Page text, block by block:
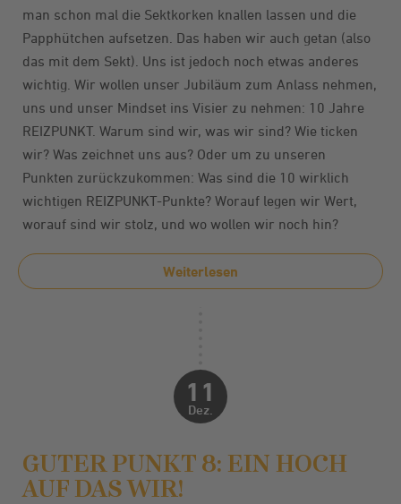
man schon mal die Sektkorken knallen lassen und die
Papphütchen aufsetzen. Das haben wir auch getan (also
das mit dem Sekt). Uns ist jedoch noch etwas anderes
wichtig. Wir wollen unser Jubiläum zum Anlass nehmen,
uns und unser Mindset ins Visier zu nehmen: 10 Jahre
REIZPUNKT. Warum sind wir, was wir sind? Wie ticken
wir? Was zeichnet uns aus? Oder um zu unseren
Punkten zurückzukommen: Was sind die 10 wirklich
wichtigen REIZPUNKT-Punkte? Worauf legen wir Wert,
worauf sind wir stolz, und wo wollen wir noch hin?
Weiterlesen
11
Dez.
GUTER PUNKT 8: EIN HOCH
AUF DAS WIR!